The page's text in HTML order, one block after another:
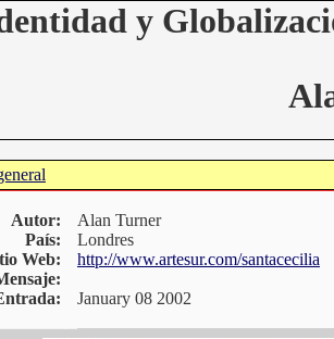
y
Autor:
País:
Web:
Alan Turner
Londres
http://www.artesur.com/santacecilia
January 08 2002